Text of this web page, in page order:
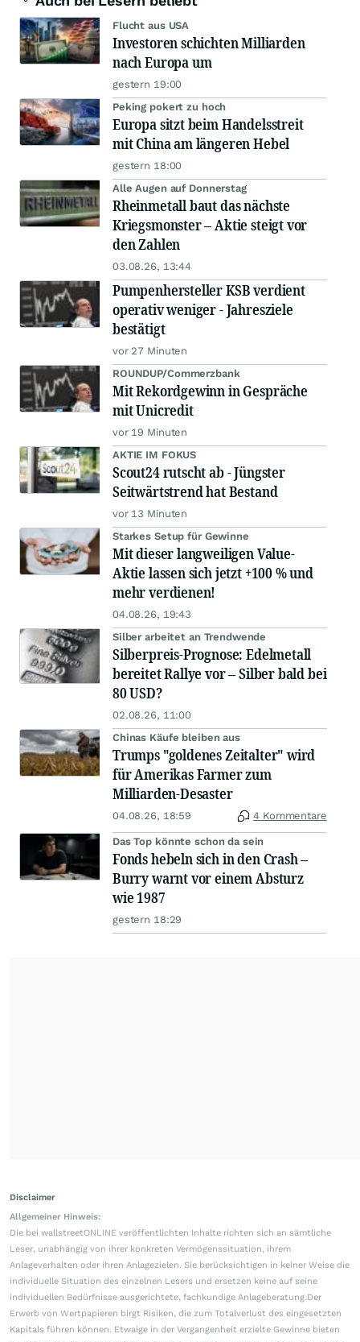
Flucht aus USA
Investoren schichten Milliarden
nach Europa um
gestern 19:00
Peking pokert zu hoch
Europa sitzt beim Handelsstreit
mit China am längeren Hebel
gestern 18:00
Alle Augen auf Donnerstag
Rheinmetall baut das nächste
Kriegsmonster – Aktie steigt vor
den Zahlen
03.08.26, 13:44
Pumpenhersteller KSB verdient
operativ weniger - Jahresziele
bestätigt
vor 27 Minuten
ROUNDUP/Commerzbank
Mit Rekordgewinn in Gespräche
mit Unicredit
vor 19 Minuten
AKTIE IM FOKUS
Scout24 rutscht ab - Jüngster
Seitwärtstrend hat Bestand
vor 13 Minuten
Starkes Setup für Gewinne
Mit dieser langweiligen Value-
Aktie lassen sich jetzt +100 % und
mehr verdienen!
04.08.26, 19:43
Silber arbeitet an Trendwende
Silberpreis-Prognose: Edelmetall
bereitet Rallye vor – Silber bald bei
80 USD?
02.08.26, 11:00
Chinas Käufe bleiben aus
Trumps "goldenes Zeitalter" wird
für Amerikas Farmer zum
Milliarden-Desaster
04.08.26, 18:59 4 Kommentare
Das Top könnte schon da sein
Fonds hebeln sich in den Crash –
Burry warnt vor einem Absturz
wie 1987
gestern 18:29
Disclaimer
Allgemeiner Hinweis:
Die bei wallstreetONLINE veröffentlichten Inhalte richten sich an sämtliche
Leser, unabhängig von ihrer konkreten Vermögenssituation, ihrem
Anlageverhalten oder ihren Anlagezielen. Sie berücksichtigen in keiner Weise die
individuelle Situation des einzelnen Lesers und ersetzen keine auf seine
individuellen Bedürfnisse ausgerichtete, fachkundige Anlageberatung.Der
Erwerb von Wertpapieren birgt Risiken, die zum Totalverlust des eingesetzten
Kapitals führen können. Etwaige in der Vergangenheit erzielte Gewinne bieten